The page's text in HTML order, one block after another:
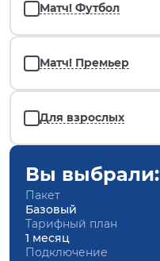
Матч! Футбол
Матч! Премьер
Для взрослых
Вы выбрали:
Пакет
Базовый
Тарифный план
1 месяц
Подключение